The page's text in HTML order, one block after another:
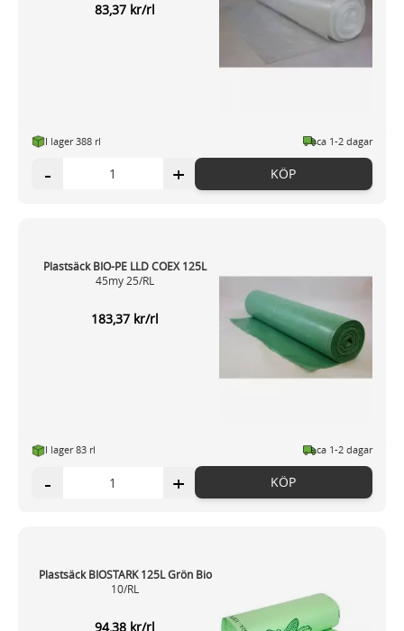
83,37 kr/rl
I lager 388 rl ca 1-2 dagar
- + KÖP
Plastsäck BIO-PE LLD COEX 125L
45my 25/RL
183,37 kr/rl
I lager 83 rl ca 1-2 dagar
- + KÖP
Plastsäck BIOSTARK 125L Grön Bio
10/RL
94,38 kr/rl